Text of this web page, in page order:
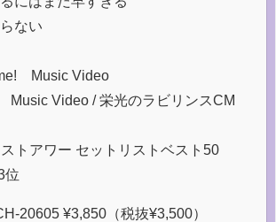
ない
Music Video
Video / 栄光のラビリンスCM
トアワー セットリストベスト50
位
20605 ¥3,850（税抜¥3,500）